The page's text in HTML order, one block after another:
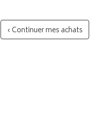
‹ Continuer mes achats